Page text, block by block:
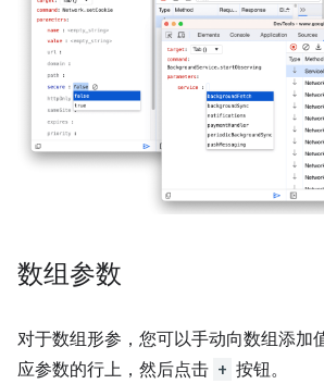
数组参数
对于数组形参，您可以手动向数组添加
应参数的行上，然后点击 + 按钮。